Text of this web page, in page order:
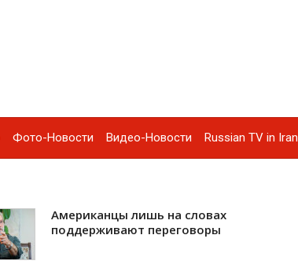
Фото-Новости Видео-Новости Russian TV in Iran
Американцы лишь на словах
поддерживают переговоры